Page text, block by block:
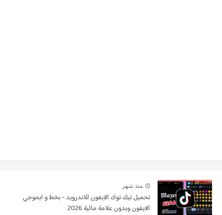
منذ شهر
تحميل تيك توك الايفون للاندرويد - بخط و ايموجي
الايفون وبدون علامة مائية 2026